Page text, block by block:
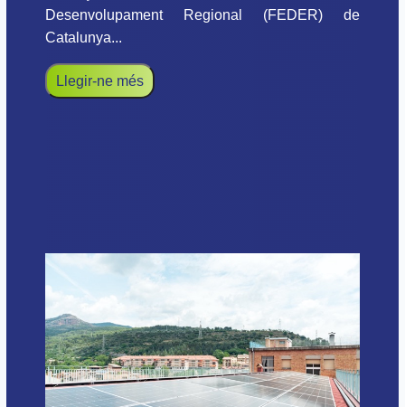
Desenvolupament Regional (FEDER) de
Catalunya...
Llegir-ne més